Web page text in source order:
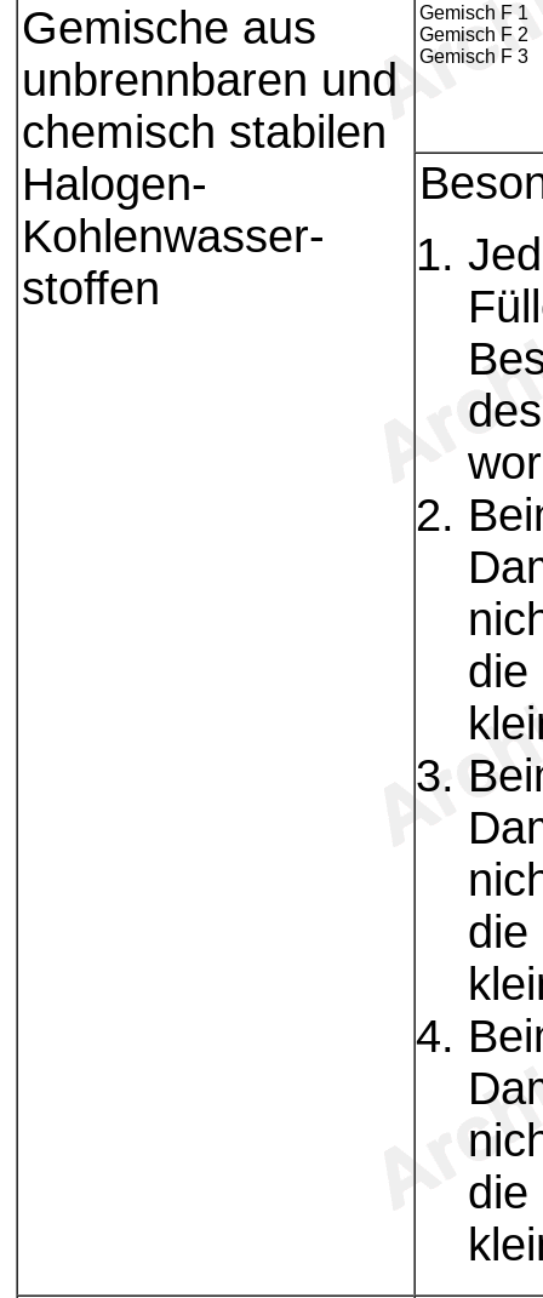
Gemische aus
unbrennbaren und
chemisch stabilen
Halogen-
Kohlenwasser-
stoffen
Gemisch F 1
Gemisch F 2
Gemisch F 3
die
die
die